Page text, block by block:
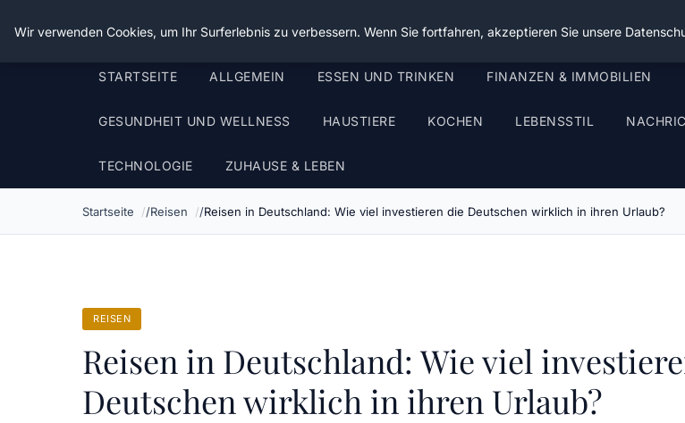
Die Schnitter
STARTSEITE ALLGEMEIN ESSEN UND TRINKEN FINANZEN & IMMOBILIEN
GESUNDHEIT UND WELLNESS HAUSTIERE KOCHEN LEBENSSTIL
TECHNOLOGIE ZUHAUSE & LEBEN
Startseite Reisen Reisen in Deutschland: Wie viel investieren die Deutschen wirklich in ihren Urlaub?
REISEN
Reisen in Deutschland: Wie viel
Deutschen wirklich in ihren Urlaub?
Wir verwenden Cookies, um Ihr Surferlebnis zu verbessern. Wenn Sie fortfahren, akzeptieren Sie unsere